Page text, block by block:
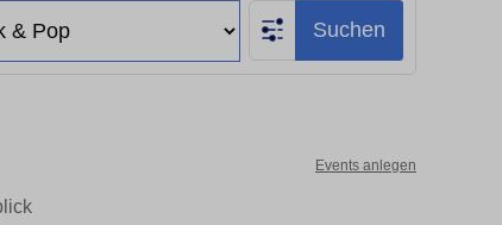
Suchen
Events anlegen